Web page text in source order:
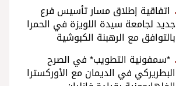
اتفاقية إطلاق مسار تأسيس فرع
جديد لجامعة سيدة اللويزة في الحمرا
بالتوافق مع الرهبنة الكبوشية
*سمفونية التطويب* في الصرح
البطريركي في الديمان مع الأوركسترا